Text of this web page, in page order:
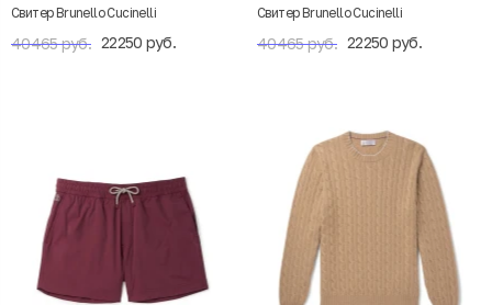
Свитер Brunello Cucinelli
40465 руб. 22250 руб.
Свитер Brunello Cucinelli
40465 руб. 22250 руб.